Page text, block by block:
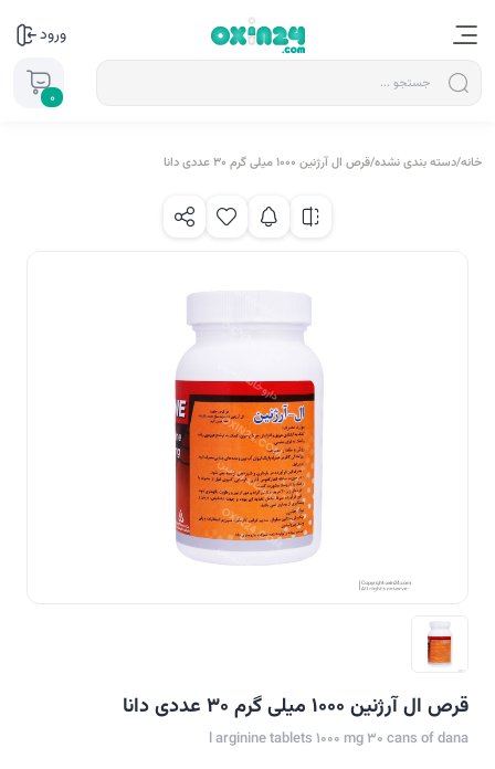
ورود
0
خانه/دسته بندی نشده/قرص ال آرژنین 1000 میلی گرم 30 عددی دانا
قرص ال آرژنین 1000 میلی گرم 30 عددی دانا
l arginine tablets 1000 mg 30 cans of dana